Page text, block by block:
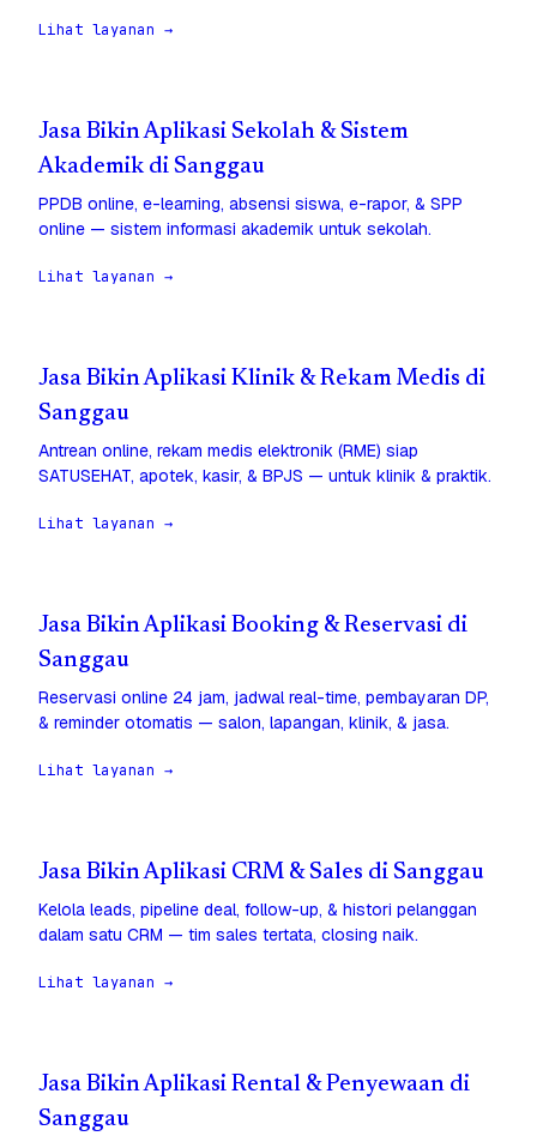
Lihat layanan →
Jasa Bikin Aplikasi Sekolah & Sistem
Akademik di Sanggau
PPDB online, e-learning, absensi siswa, e-rapor, & SPP
online — sistem informasi akademik untuk sekolah.
Lihat layanan →
Jasa Bikin Aplikasi Klinik & Rekam Medis di
Sanggau
Antrean online, rekam medis elektronik (RME) siap
SATUSEHAT, apotek, kasir, & BPJS — untuk klinik & praktik.
Lihat layanan →
Jasa Bikin Aplikasi Booking & Reservasi di
Sanggau
Reservasi online 24 jam, jadwal real-time, pembayaran DP,
& reminder otomatis — salon, lapangan, klinik, & jasa.
Lihat layanan →
Jasa Bikin Aplikasi CRM & Sales di Sanggau
Kelola leads, pipeline deal, follow-up, & histori pelanggan
dalam satu CRM — tim sales tertata, closing naik.
Lihat layanan →
Jasa Bikin Aplikasi Rental & Penyewaan di
Sanggau